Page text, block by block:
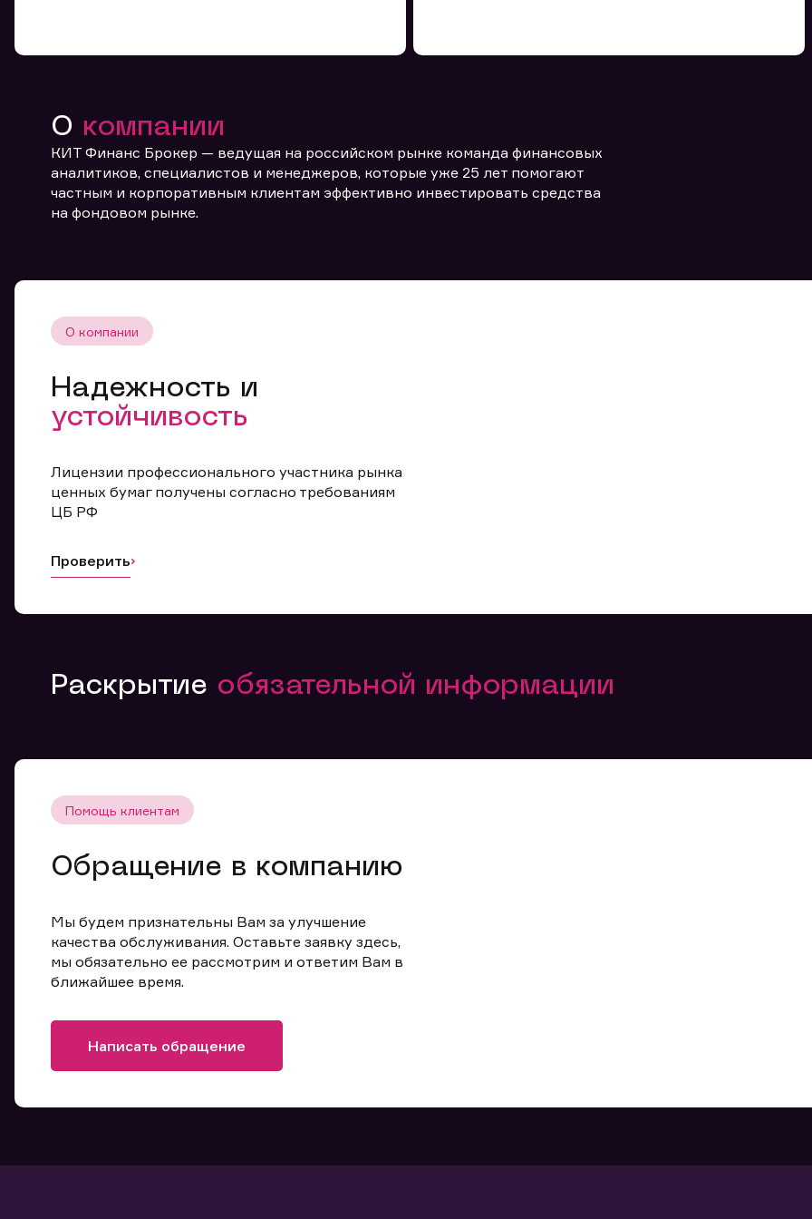
О компании
КИТ Финанс Брокер — ведущая на российском рынке команда финансовых
аналитиков, специалистов и менеджеров, которые уже 25 лет помогают
частным и корпоративным клиентам эффективно инвестировать средства
на фондовом рынке.
О компании
Надежность и
устойчивость
Лицензии профессионального участника рынка
ценных бумаг получены согласно требованиям
ЦБ РФ
Проверить
Раскрытие обязательной информации
Помощь клиентам
Обращение в компанию
Мы будем признательны Вам за улучшение
качества обслуживания. Оставьте заявку здесь,
мы обязательно ее рассмотрим и ответим Вам в
ближайшее время.
Написать обращение
Отправить заявку